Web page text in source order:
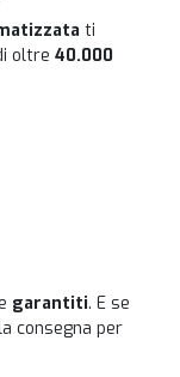
ti
oltre 40.000
garantiti. E se
consegna per